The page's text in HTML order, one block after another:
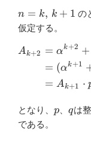
n=k,\,k+1
n = k, k + 1 の
仮定する。
Ak+2 = αk+2 +
= (αk+1
= Ak+1 ⋅
となり、 p
p q
qは
である。